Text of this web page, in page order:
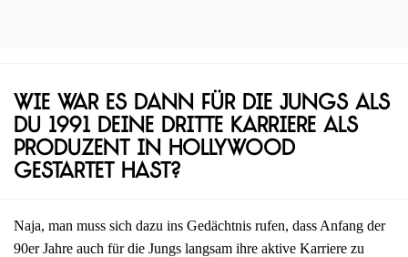
Wie war es dann für die Jungs als
du 1991 deine dritte Karriere als
Produzent in Hollywood
gestartet hast?
Naja, man muss sich dazu ins Gedächtnis rufen, dass Anfang der
90er Jahre auch für die Jungs langsam ihre aktive Karriere zu